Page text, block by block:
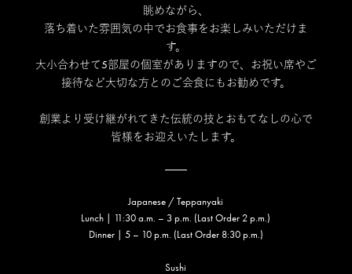
眺めながら、
落ち着いた雰囲気の中でお食事をお楽しみいただけま
す。
大小合わせて5部屋の個室がありますので、お祝い席やご
接待など大切な方とのご会食にもお勧めです。
創業より受け継がれてきた伝統の技とおもてなしの心で
皆様をお迎えいたします。
Japanese / Teppanyaki
Lunch | 11:30 a.m. – 3 p.m. (Last Order 2 p.m.)
Dinner | 5 – 10 p.m. (Last Order 8:30 p.m.)
Sushi